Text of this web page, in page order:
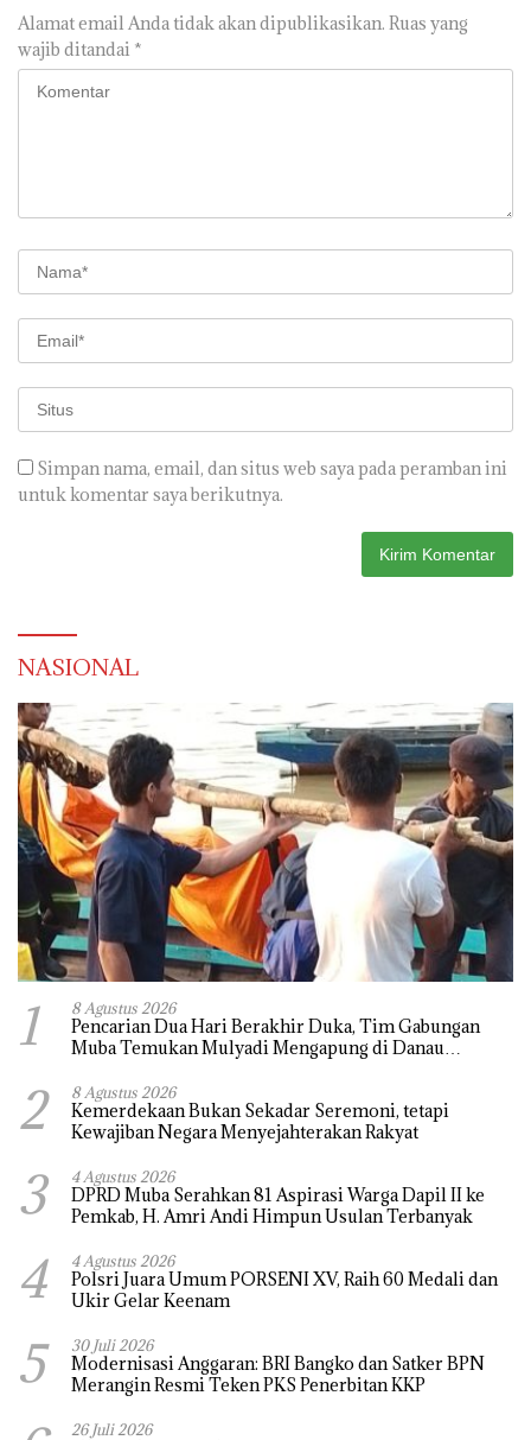
Alamat email Anda tidak akan dipublikasikan. Ruas yang
wajib ditandai *
Simpan nama, email, dan situs web saya pada peramban ini
untuk komentar saya berikutnya.
NASIONAL
1 8 Agustus 2026
Pencarian Dua Hari Berakhir Duka, Tim Gabungan
Muba Temukan Mulyadi Mengapung di Danau
2 8 Agustus 2026
Kemerdekaan Bukan Sekadar Seremoni, tetapi
Kewajiban Negara Menyejahterakan Rakyat
3 4 Agustus 2026
DPRD Muba Serahkan 81 Aspirasi Warga Dapil II ke
Pemkab, H. Amri Andi Himpun Usulan Terbanyak
4 4 Agustus 2026
Polsri Juara Umum PORSENI XV, Raih 60 Medali dan
Ukir Gelar Keenam
5 30 Juli 2026
Modernisasi Anggaran: BRI Bangko dan Satker BPN
Merangin Resmi Teken PKS Penerbitan KKP
26 Juli 2026